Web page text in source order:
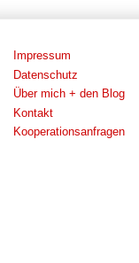
Impressum
Datenschutz
Über mich + den Blog
Kontakt
Kooperationsanfragen